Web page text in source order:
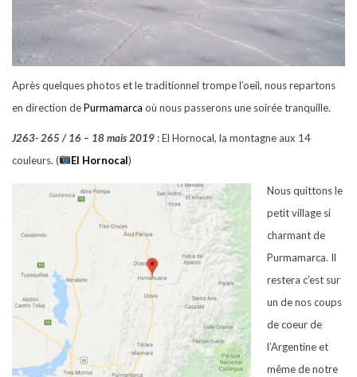
Après quelques photos et le traditionnel trompe l’oeil, nous repartons
en direction dePurmamarca où nous passerons une soirée tranquille.
J263- 265 / 16 – 18 mais 2019 : El Hornocal, la montagne aux 14
couleurs. (
El Hornocal)
Nous quittons le
petit village si
charmant de
Purmamarca. Il
restera c’est sur
un de nos coups
de coeur de
l’Argentine et
même de notre